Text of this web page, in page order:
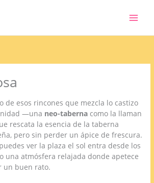
de esos rincones que mezcla lo castizo
—una neo-taberna como la llaman
rescata la esencia de la taberna
pero sin perder un ápice de frescura.
ver la plaza el sol entra desde los
una atmósfera relajada donde apetece
un buen rato.